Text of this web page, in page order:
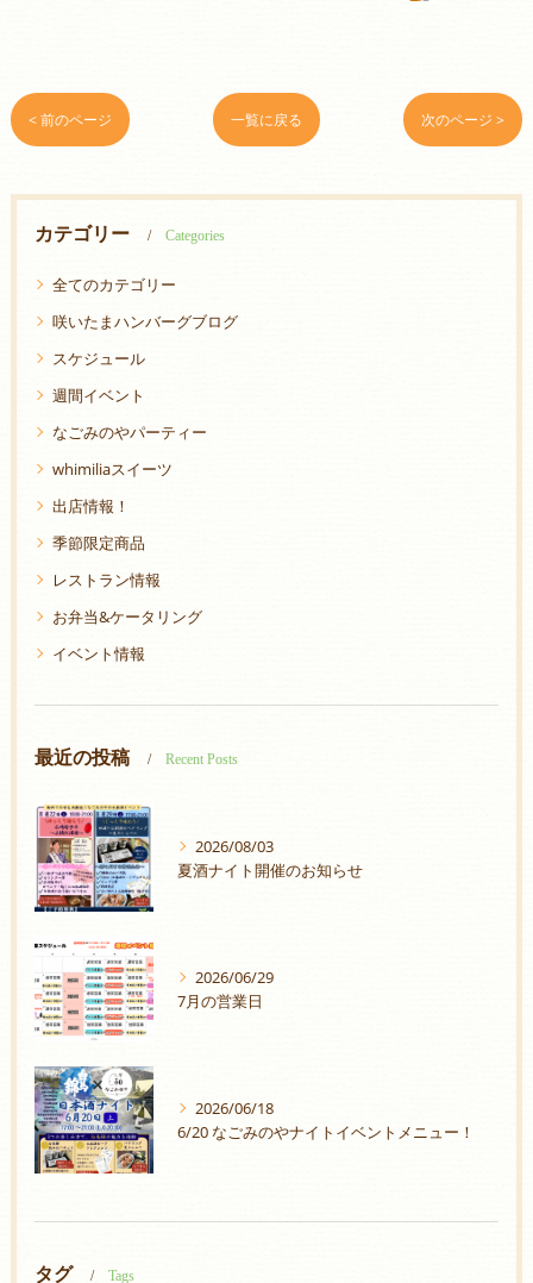
< 前のページ 一覧に戻る 次のページ >
カテゴリー Categories
全てのカテゴリー
咲いたまハンバーグブログ
スケジュール
週間イベント
なごみのやパーティー
whimiliaスイーツ
出店情報！
季節限定商品
レストラン情報
お弁当&ケータリング
イベント情報
最近の投稿 Recent Posts
2026/08/03
夏酒ナイト開催のお知らせ
2026/06/29
7月の営業日
2026/06/18
6/20 なごみのやナイトイベントメニュー！
タグ Tags